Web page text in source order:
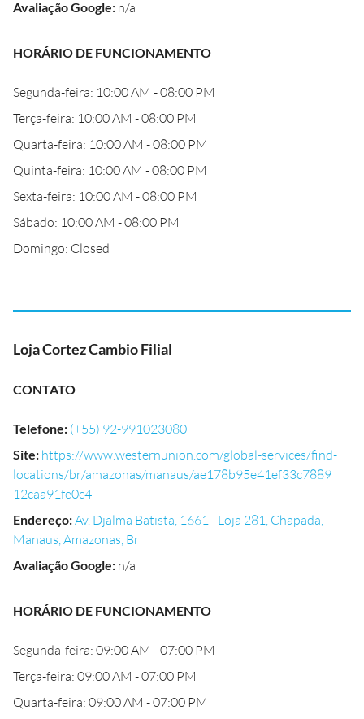
Avaliação Google: n/a
HORÁRIO DE FUNCIONAMENTO
Segunda-feira: 10:00 AM - 08:00 PM
Terça-feira: 10:00 AM - 08:00 PM
Quarta-feira: 10:00 AM - 08:00 PM
Quinta-feira: 10:00 AM - 08:00 PM
Sexta-feira: 10:00 AM - 08:00 PM
Sábado: 10:00 AM - 08:00 PM
Domingo: Closed
Loja Cortez Cambio Filial
CONTATO
Telefone: (+55) 92-991023080
Site: https://www.westernunion.com/global-services/find-
locations/br/amazonas/manaus/ae178b95e41ef33c7889
12caa91fe0c4
Endereço:Av. Djalma Batista, 1661 - Loja 281, Chapada,
Manaus, Amazonas, Br
Avaliação Google: n/a
HORÁRIO DE FUNCIONAMENTO
Segunda-feira: 09:00 AM - 07:00 PM
Terça-feira: 09:00 AM - 07:00 PM
Quarta-feira: 09:00 AM - 07:00 PM